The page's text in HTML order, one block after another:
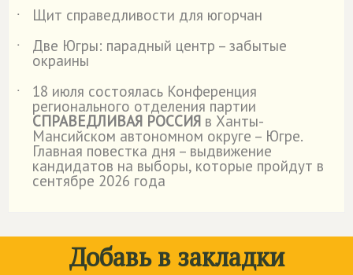
˙
Щит справедливости для югорчан
˙
Две Югры: парадный центр – забытые
окраины
˙
18 июля состоялась Конференция
регионального отделения партии
СПРАВЕДЛИВАЯ РОССИЯ в Ханты-
Мансийском автономном округе – Югре.
Главная повестка дня – выдвижение
кандидатов на выборы, которые пройдут в
сентябре 2026 года
Добавь в закладки